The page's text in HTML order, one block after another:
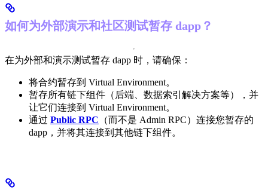
如何为外部演示和社区测试暂存 dapp？
在为外部和演示测试暂存 dapp 时，请确保：
将合约暂存到 Virtual Environment。
暂存所有链下组件（后端、数据索引解决方案等），并
让它们连接到 Virtual Environment。
通过 Public RPC （而不是 Admin RPC）连接您暂存的
dapp，并将其连接到其他链下组件。